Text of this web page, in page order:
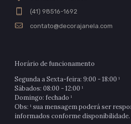
(41) 98516-1692
contato@decorajanela.com
Horário de funcionamento
Segunda a Sexta-feira: 9:00 - 18:00 ¹
Sábados: 08:00 - 12:00 ¹
Domingo: fechado ¹
Obs: ¹ sua mensagem poderá ser
informados conforme disponibilidade.